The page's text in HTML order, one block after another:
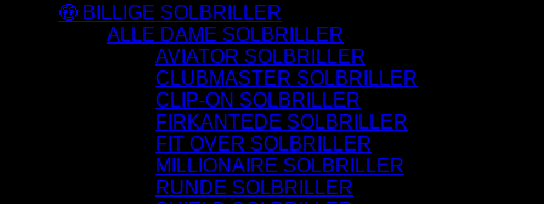
🤑 BILLIGE SOLBRILLER
ALLE DAME SOLBRILLER
AVIATOR SOLBRILLER
CLUBMASTER SOLBRILLER
CLIP-ON SOLBRILLER
FIRKANTEDE SOLBRILLER
FIT OVER SOLBRILLER
MILLIONAIRE SOLBRILLER
RUNDE SOLBRILLER